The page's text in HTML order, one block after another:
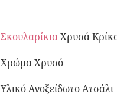
ΣκουλαρίκιαΧρυσά
Χρώμα Χρυσό
Υλικό Ανοξείδωτο Ατσάλι